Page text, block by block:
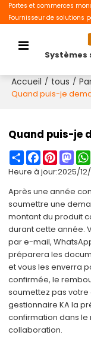
Portes et commerces
Fournisseur de solutions
Systèmes
Accueil / tous /
Quand puis-je
Quand puis-je
ShareFacebook
Pinterest
Heure à jour:2025/
Après une année
soumettre une
montant du produit
durant cette année.
par e-mail,
préparera les
et vous les enverra
confirmée, le
soumettez pas
gestionnaire KA la
confirmation dans le
collaboration.